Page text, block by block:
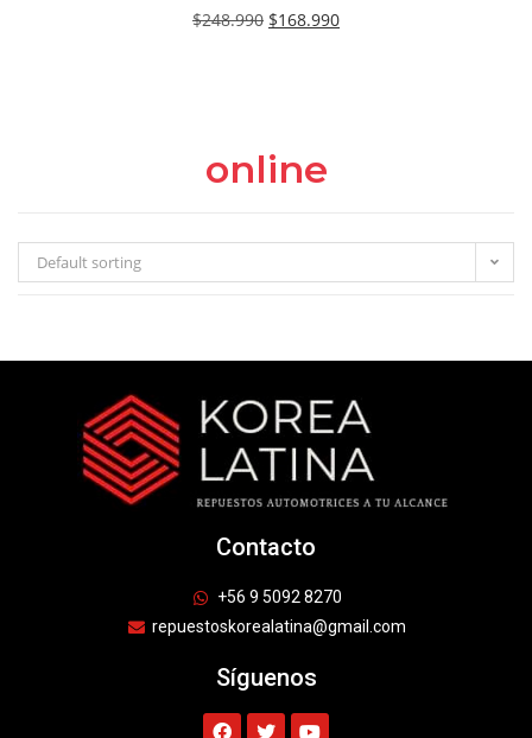
$248.990 $168.990
online
Default sorting
Contacto
+56 9 5092 8270
repuestoskorealatina@gmail.com
Síguenos